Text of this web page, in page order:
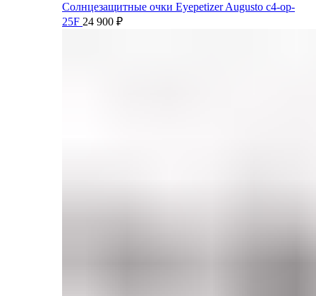
Солнцезащитные очки Eyepetizer Augusto c4-op-
25F 24 900 ₽